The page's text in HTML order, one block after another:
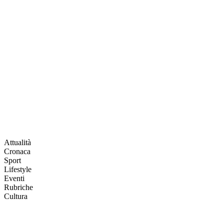
Attualità
Cronaca
Sport
Lifestyle
Eventi
Rubriche
Cultura